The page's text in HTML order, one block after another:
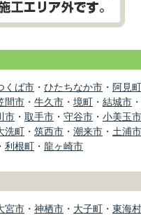
くば市 ・ ひたちなか市 ・ 阿見町
間市 ・ 牛久市 ・ 境町 ・ 結城市 ・
市 ・ 取手市 ・ 守谷市 ・ 小美玉市
洗町 ・ 筑西市 ・ 潮来市 ・ 土浦市
・ 利根町 ・ 龍ヶ崎市
宮市 ・ 神栖市 ・ 大子町 ・ 東海村